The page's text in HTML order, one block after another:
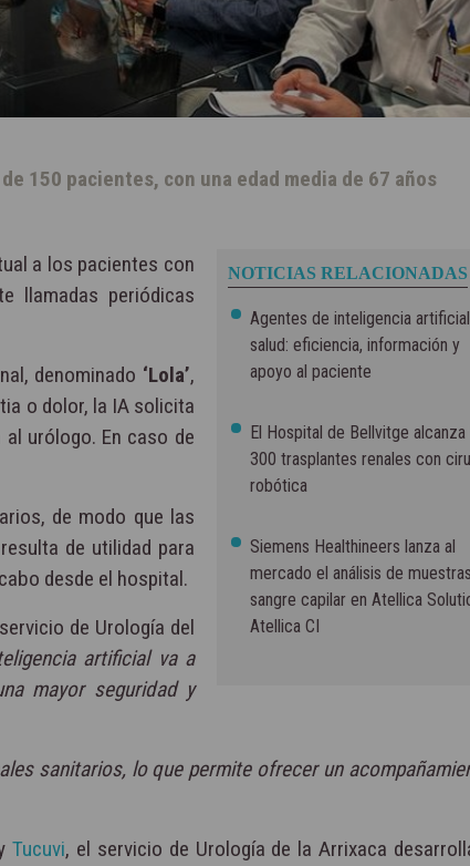
150 pacientes, con una edad media de 67 años
NOTICIAS RELACIONADAS
Agentes de inteligencia
salud: eficiencia, información y
apoyo al paciente
El Hospital de Bellvitge alcanza
300 trasplantes renales con
robótica
Siemens Healthineers lanza al
mercado el análisis de
sangre capilar en Atellica
Atellica CI
a los pacientes con
llamadas periódicas
denominado ‘Lola’,
o dolor, la IA solicita
urólogo. En caso de
de modo que las
de utilidad para
desde el hospital.
de Urología del
artificial va a
mayor seguridad y
sanitarios, lo que permite ofrecer un
Tucuvi, el servicio de Urología de la Arrixaca